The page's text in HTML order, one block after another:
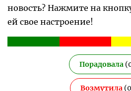
новость? Нажмите на
ей свое настроение!
Порадовала (
Возмутила (0